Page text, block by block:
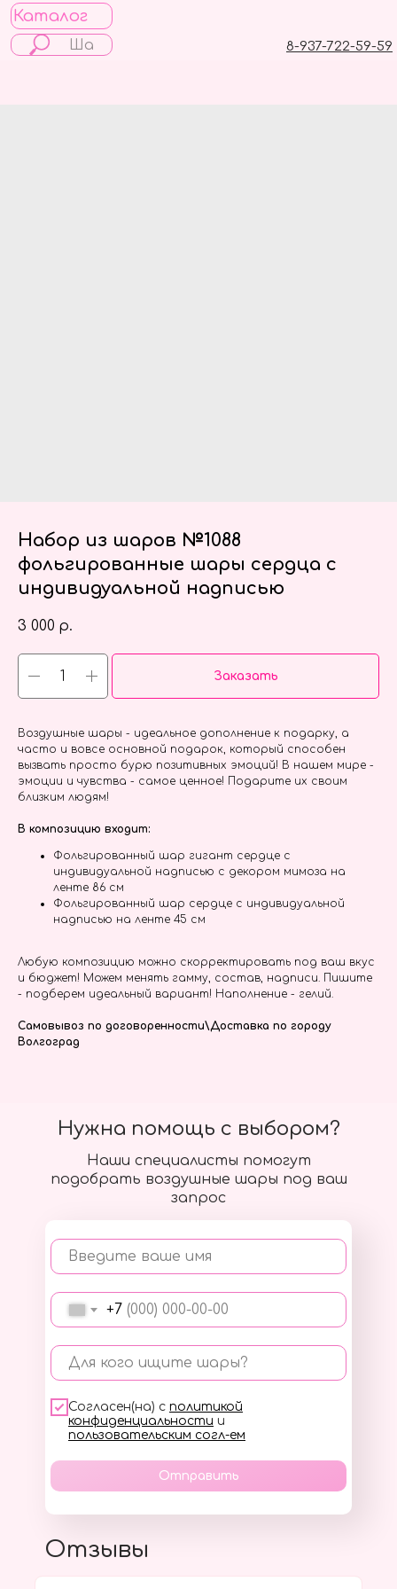
Каталог
8-937-722-59-59
Набор из шаров №1088
фольгированные шары сердца с
индивидуальной надписью
3 000 р.
Заказать
Воздушные шары - идеальное дополнение к подарку, а
часто и вовсе основной подарок, который способен
вызвать просто бурю позитивных эмоций! В нашем мире -
эмоции и чувства - самое ценное! Подарите их своим
близким людям!
В композицию входит:
Фольгированный шар гигант сердце с
индивидуальной надписью с декором мимоза на
ленте 86 см
Фольгированный шар сердце с индивидуальной
надписью на ленте 45 см
Любую композицию можно скорректировать под ваш вкус
и бюджет! Можем менять гамму, состав, надписи. Пишите
- подберем идеальный вариант! Наполнение - гелий.
Самовывоз по договоренности\Доставка по городу
Волгоград
Наши специалисты помогут
подобрать воздушные шары под ваш
запрос
Введите ваше имя
+7
Для кого ищите шары?
Согласен(на) с политикой
конфиденциальности и
пользовательским согл-ем
Отправить
Нужна помощь с выбором?
Отзывы